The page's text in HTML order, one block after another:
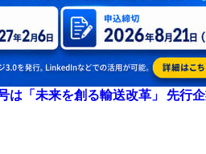
は「未来を創る輸送改革」 先行